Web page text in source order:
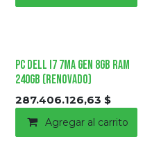
PC Dell i7 7ma Gen 8GB RAM
240GB (renovado)
287.406.126,63 $
Agregar al carrito